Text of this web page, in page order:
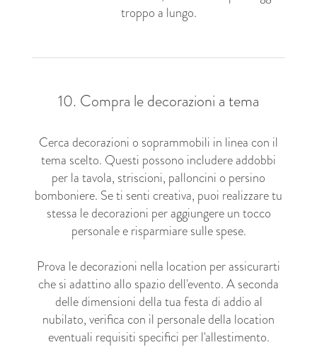
troppo a lungo.
10. Compra le decorazioni a tema
Cerca decorazioni o soprammobili in linea con il
tema scelto. Questi possono includere addobbi
per la tavola, striscioni, palloncini o persino
bomboniere. Se ti senti creativa, puoi realizzare tu
stessa le decorazioni per aggiungere un tocco
personale e risparmiare sulle spese.
Prova le decorazioni nella location per assicurarti
che si adattino allo spazio dell'evento. A seconda
delle dimensioni della tua festa di addio al
nubilato, verifica con il personale della location
eventuali requisiti specifici per l'allestimento.